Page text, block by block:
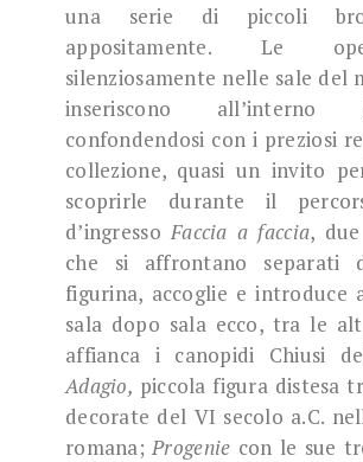
una serie di piccoli
appositamente. Le
silenziosamente nelle sale del
inseriscono
confondendosi con i preziosi
collezione, quasi un invito
scoprirle durante il
d’ingressoFaccia a faccia,
che si affrontano separati
figurina, accoglie e introduce
sala dopo sala ecco, tra le
affianca i canopidi Chiusi
Adagio, piccola figura distesa
decorate del VI secolo a.C.
romana;Progenie con le sue